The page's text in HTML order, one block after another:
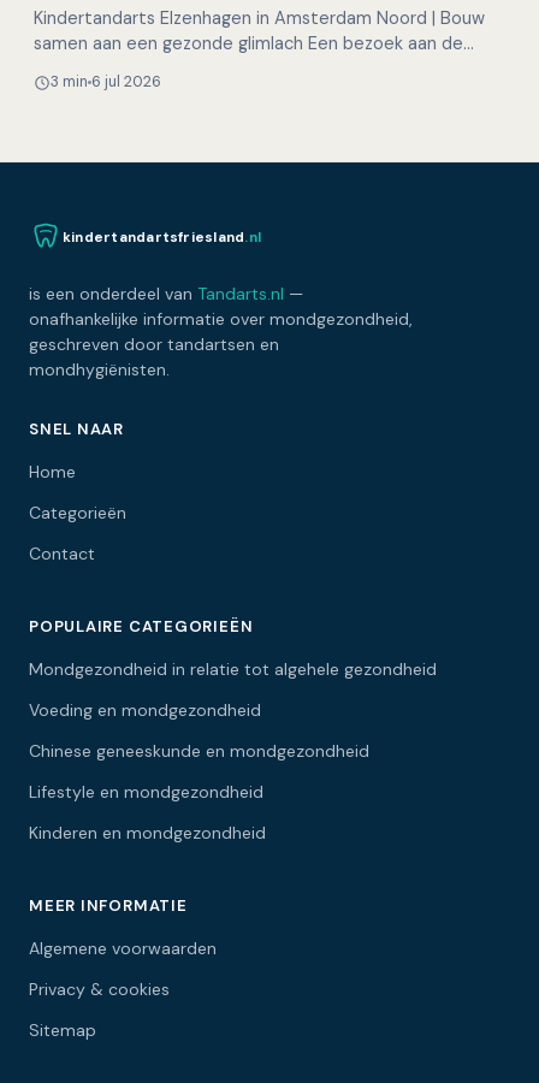
Kindertandarts Elzenhagen in Amsterdam Noord | Bouw
samen aan een gezonde glimlach Een bezoek aan de
zijn…
3 min 6 jul 2026
kindertandartsfriesland.nl
is een onderdeel van Tandarts.nl —
onafhankelijke informatie over mondgezondheid,
geschreven door tandartsen en
mondhygiënisten.
SNEL NAAR
Home
Categorieën
Contact
POPULAIRE CATEGORIEËN
Mondgezondheid in relatie tot algehele gezondheid
Voeding en mondgezondheid
Chinese geneeskunde en mondgezondheid
Lifestyle en mondgezondheid
Kinderen en mondgezondheid
MEER INFORMATIE
Algemene voorwaarden
Privacy & cookies
Sitemap